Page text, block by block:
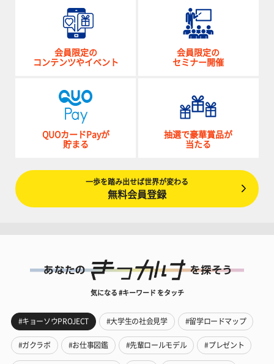
会員限定の
コンテンツやイベント
会員限定の
セミナー開催
QUOカードPayが
貯まる
抽選で豪華賞品が
当たる
一歩を踏み出せば世界が変わる
無料会員登録
気になる #キーワード をタッチ
#キョーソウPROJECT #大学生の社会見学 #留学ロードマップ
#ガクラボ #お仕事図鑑 #先輩ロールモデル #プレゼント